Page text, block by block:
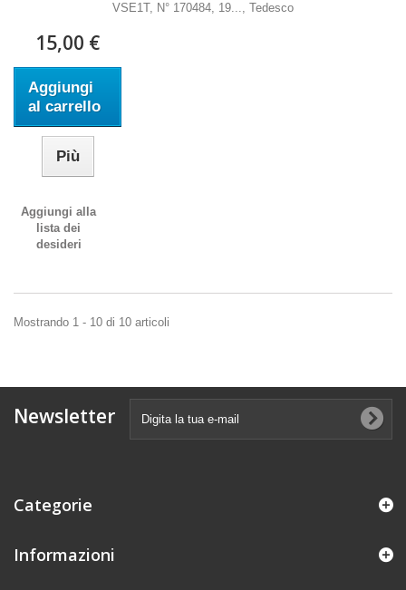
VSE1T, N° 170484, 19..., Tedesco
15,00 €
Aggiungi
al carrello
Più
Aggiungi alla
lista dei
desideri
Mostrando 1 - 10 di 10 articoli
Newsletter
Categorie
Informazioni